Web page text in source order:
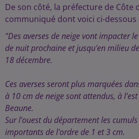
De son côté, la préfecture de Côte
communiqué dont voici ci-
"Des averses de neige vont impacter
de nuit prochaine et jusqu'en milieu
18 décembre.
Ces averses seront plus marquées
à 10 cm de neige sont attendus, à
Beaune.
Sur l'ouest du département les
importants de l'ordre de 1 et 3 cm.